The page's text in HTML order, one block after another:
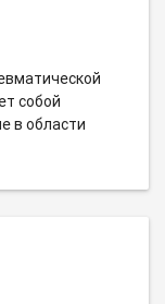
собой
в области